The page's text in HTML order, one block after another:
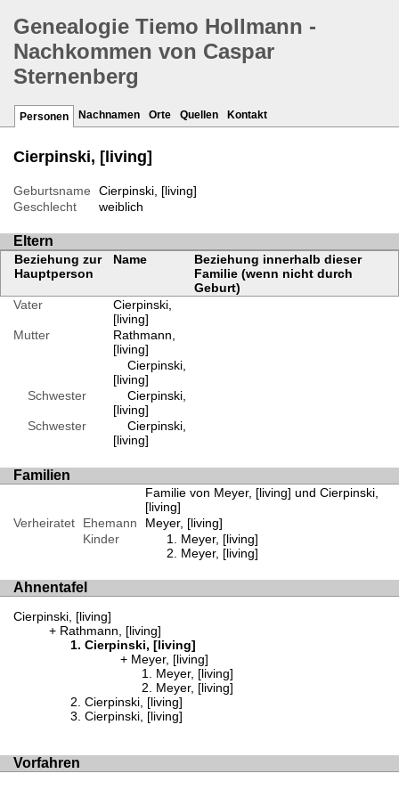
Genealogie Tiemo Hollmann -
Nachkommen von Caspar
Sternenberg
Personen Nachnamen Orte Quellen Kontakt
Cierpinski, [living]
Geburtsname
Cierpinski, [living]
Geschlecht
weiblich
Eltern
Beziehung zur
Hauptperson
Name
Beziehung innerhalb dieser
Familie (wenn nicht durch
Geburt)
Vater
Cierpinski,
[living]
Mutter
Rathmann,
[living]
Cierpinski,
[living]
Schwester
Cierpinski,
[living]
Schwester
Cierpinski,
[living]
Familien
Familie von Meyer, [living] und Cierpinski,
[living]
Verheiratet
Ehemann
Meyer, [living]
Kinder
Meyer, [living]
Meyer, [living]
Ahnentafel
Cierpinski, [living]
Rathmann, [living]
Cierpinski, [living]
Meyer, [living]
Meyer, [living]
Meyer, [living]
Cierpinski, [living]
Cierpinski, [living]
Vorfahren